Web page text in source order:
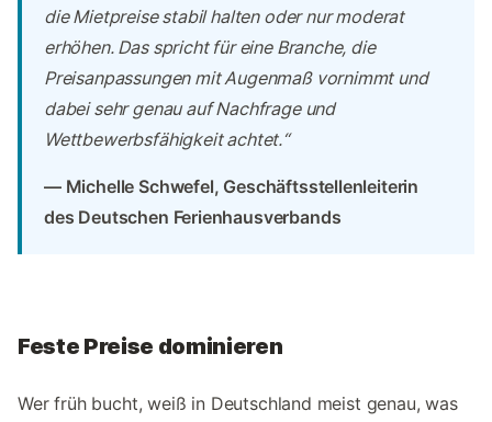
die Mietpreise stabil halten oder nur moderat
erhöhen. Das spricht für eine Branche, die
Preisanpassungen mit Augenmaß vornimmt und
dabei sehr genau auf Nachfrage und
Wettbewerbsfähigkeit achtet.“
— Michelle Schwefel, Geschäftsstellenleiterin
des Deutschen Ferienhausverbands
Feste Preise dominieren
Wer früh bucht, weiß in Deutschland meist genau, was